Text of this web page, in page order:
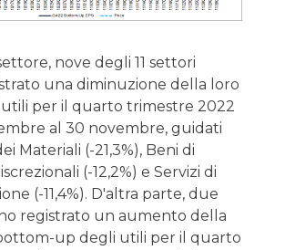
nove degli 11 settori
una diminuzione della loro
per il quarto trimestre 2022
al 30 novembre, guidati
Materiali (-21,3%), Beni di
(-12,2%) e Servizi di
(-11,4%). D'altra parte, due
registrato un aumento della
up degli utili per il quarto